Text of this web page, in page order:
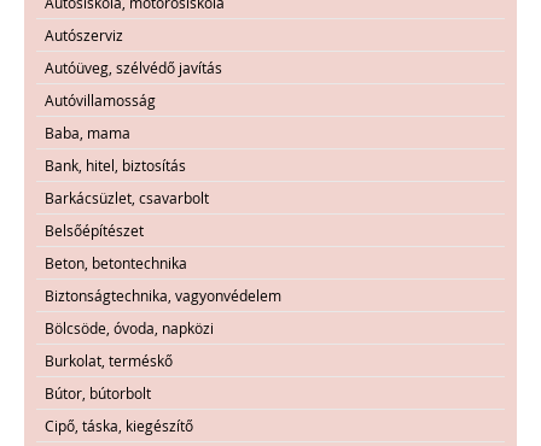
Autószerviz
Autóüveg, szélvédő javítás
Autóvillamosság
Baba, mama
Bank, hitel, biztosítás
Barkácsüzlet, csavarbolt
Belsőépítészet
Beton, betontechnika
Biztonságtechnika, vagyonvédelem
Bölcsöde, óvoda, napközi
Burkolat, terméskő
Bútor, bútorbolt
Cipő, táska, kiegészítő